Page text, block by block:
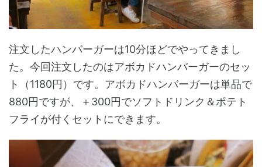
注文したハンバーガーは10分ほどでやってきまし
た。今回注文したのはアボカドハンバーガーのセッ
ト（1180円）です。アボカドハンバーガーは単品で
880円ですが、＋300円でソフトドリンク＆ポテト
フライが付くセットにできます。